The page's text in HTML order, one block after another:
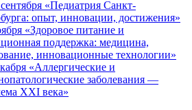
«Педиатрия Санкт-
опыт, инновации, достижения»
«Здоровое питание и
поддержка: медицина,
инновационные технологии»
«Аллергические и
заболевания —
XXI века»